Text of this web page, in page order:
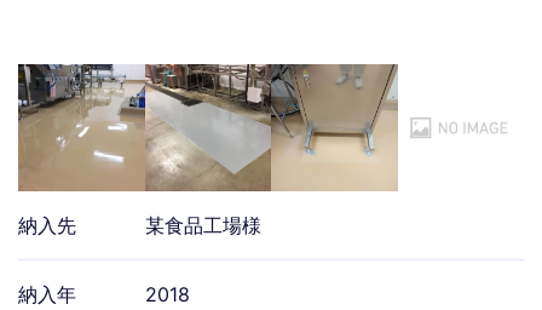
納入先 某食品工場様
納入年 2018